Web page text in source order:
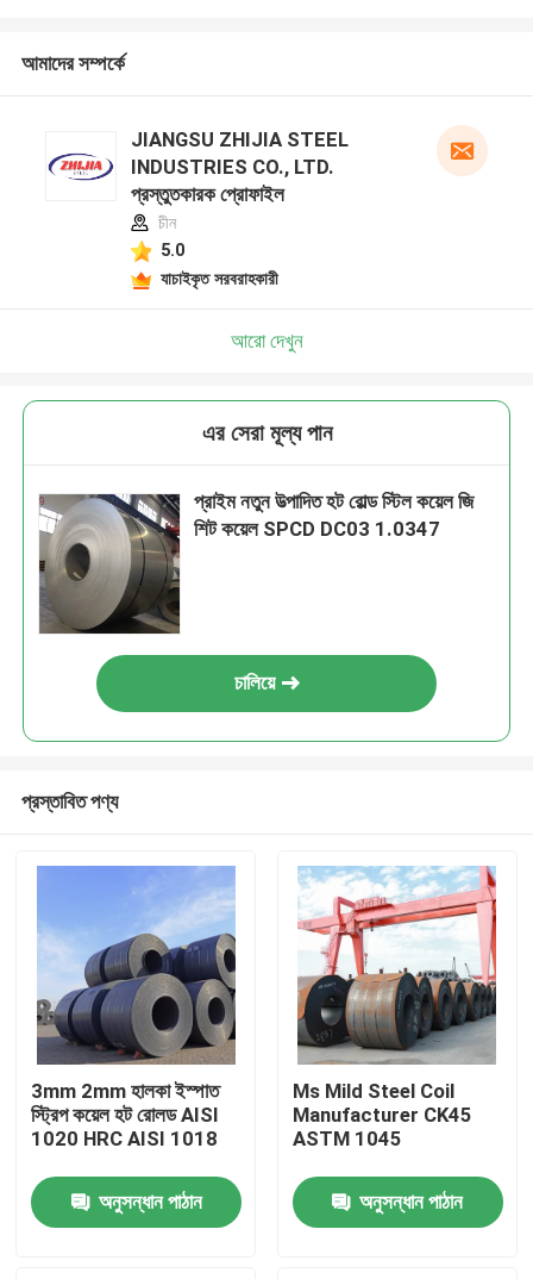
আমাদের সম্পর্কে
JIANGSU ZHIJIA STEEL
INDUSTRIES CO., LTD.
প্রস্তুতকারক প্রোফাইল
চীন
5.0
যাচাইকৃত সরবরাহকারী
আরো দেখুন
এর সেরা মূল্য পান
প্রাইম নতুন উত্পাদিত হট রোল্ড স্টিল কয়েল জি
শিট কয়েল SPCD DC03 1.0347
চালিয়ে
প্রস্তাবিত পণ্য
3mm 2mm হালকা ইস্পাত
স্ট্রিপ কয়েল হট রোলড AISI
1020 HRC AISI 1018
অনুসন্ধান পাঠান
Ms Mild Steel Coil
Manufacturer CK45
ASTM 1045
অনুসন্ধান পাঠান